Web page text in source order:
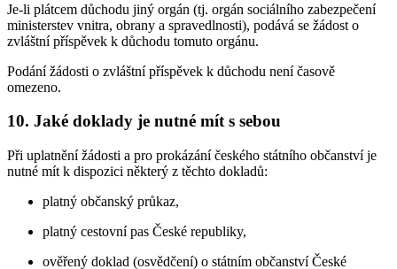
Je-li plátcem důchodu jiný orgán (tj. orgán sociálního zabezpečení
ministerstev vnitra, obrany a spravedlnosti), podává se žádost o
zvláštní příspěvek k důchodu tomuto orgánu.
Podání žádosti o zvláštní příspěvek k důchodu není časově
omezeno.
10. Jaké doklady je nutné mít s sebou
Při uplatnění žádosti a pro prokázání českého státního občanství je
nutné mít k dispozici některý z těchto dokladů:
platný občanský průkaz,
platný cestovní pas České republiky,
ověřený doklad (osvědčení) o státním občanství České